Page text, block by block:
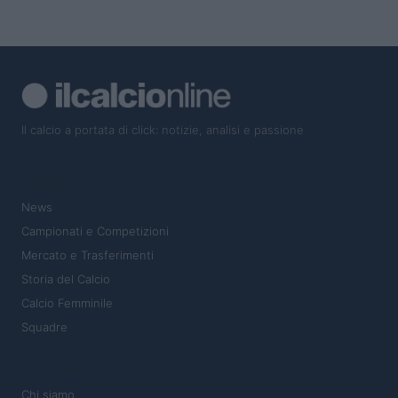
Il calcio a portata di click: notizie, analisi e passione
News
Campionati e Competizioni
Mercato e Trasferimenti
Storia del Calcio
Calcio Femminile
Squadre
Chi siamo